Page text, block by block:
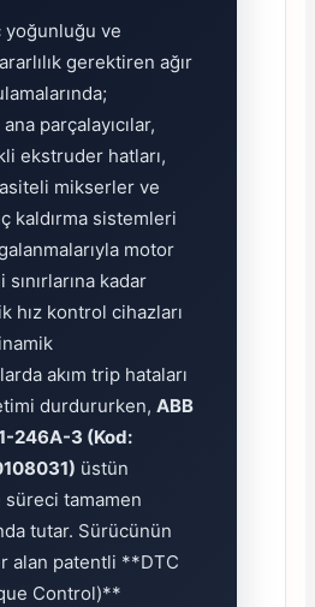
yoğunluğu ve
gerektiren ağır
parçalayıcılar,
ekstruder hatları,
mikserler ve
kaldırma sistemleri
motor
kadar
hız kontrol cihazları
akım trip hataları
durdururken, ABB
246A-3 (Kod:
üstün
tamamen
tutar. Sürücünün
alan patentli **DTC
Control)**